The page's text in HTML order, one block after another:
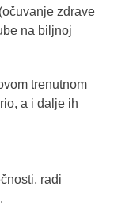
zdrave
na biljnoj
trenutnom
a i dalje ih
radi